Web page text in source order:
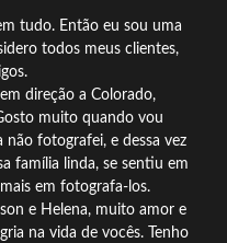
tudo. Então eu sou uma
todos meus clientes,
direção a Colorado,
muito quando vou
fotografei, e dessa vez
família linda, se sentiu em
em fotografa-los.
e Helena, muito amor e
na vida de vocês. Tenho